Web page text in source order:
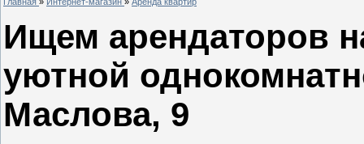
Ищем арендаторов
уютной
Маслова, 9